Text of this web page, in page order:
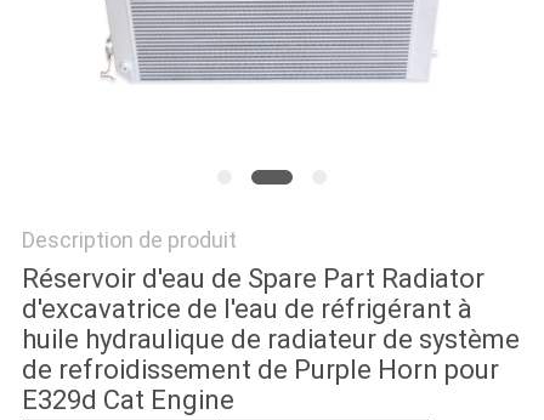
PRIVACY
POLICY
Description de produit
Réservoir d'eau de Spare Part Radiator
d'excavatrice de l'eau de réfrigérant à
huile hydraulique de radiateur de système
de refroidissement de Purple Horn pour
E329d Cat Engine